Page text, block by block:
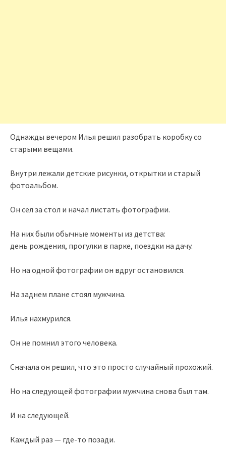
Однажды вечером Илья решил разобрать коробку со
старыми вещами.
Внутри лежали детские рисунки, открытки и старый
фотоальбом.
Он сел за стол и начал листать фотографии.
На них были обычные моменты из детства:
день рождения, прогулки в парке, поездки на дачу.
Но на одной фотографии он вдруг остановился.
На заднем плане стоял мужчина.
Илья нахмурился.
Он не помнил этого человека.
Сначала он решил, что это просто случайный прохожий.
Но на следующей фотографии мужчина снова был там.
И на следующей.
Каждый раз — где-то позади.